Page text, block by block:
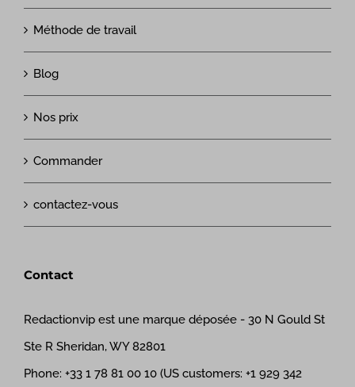
Méthode de travail
Blog
Nos prix
Commander
contactez-vous
Contact
Redactionvip est une marque déposée - 30 N Gould St
Ste R Sheridan, WY 82801
Phone: +33 1 78 81 00 10 (US customers: +1 929 342